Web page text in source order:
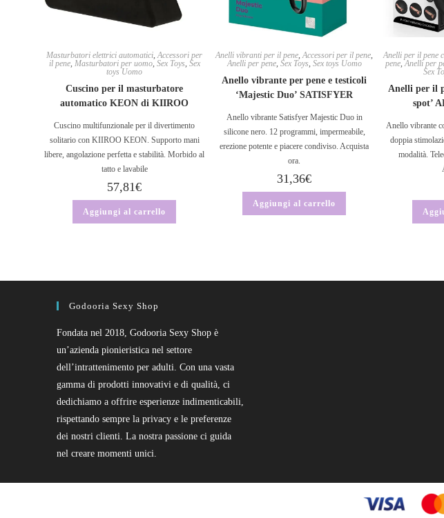
Masturbatori elettrici automatici,Accessori per
il pene, Masturbatori per uomo, Sex Toys, Sex
toys Uomo
Cuscino per il masturbatore
automatico KEON di KIIROO
Cuscino multifunzionale per il divertimento
solitario con KIIROO KEON. Supporto mani
libere, angolazione perfetta e stabilità. Morbido al
tatto e lavabile
57,81€
Aggiungi al carrello
Anelli vibranti per il pene,Accessori per il pene,
Anelli per pene, Sex Toys, Sex toys Uomo
Anello vibrante per pene e testicoli
‘Majestic Duo’ SATISFYER
Anello vibrante Satisfyer Majestic Duo in
silicone nero. 12 programmi, impermeabile,
erezione potente e piacere condiviso. Acquista
ora.
31,36€
Aggiungi al carrello
Anelli per il pene
pene,Anelli per
Sex
Anelli per il
spot’
Anello vibrante
doppia
modalità.
Godooria Sexy Shop
Fondata nel 2018, Godooria Sexy Shop è
un’azienda pionieristica nel settore
dell’intrattenimento per adulti. Con una vasta
gamma di prodotti innovativi e di qualità, ci
dedichiamo a offrire esperienze indimenticabili,
rispettando sempre la privacy e le preferenze
dei nostri clienti. La nostra passione ci guida
nel creare momenti unici.